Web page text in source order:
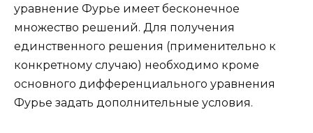
уравнение Фурье имеет бесконечное
множество решений. Для получения
единственного решения (применительно к
конкретному случаю) необходимо кроме
основного дифференциального уравнения
Фурье задать дополнительные условия.